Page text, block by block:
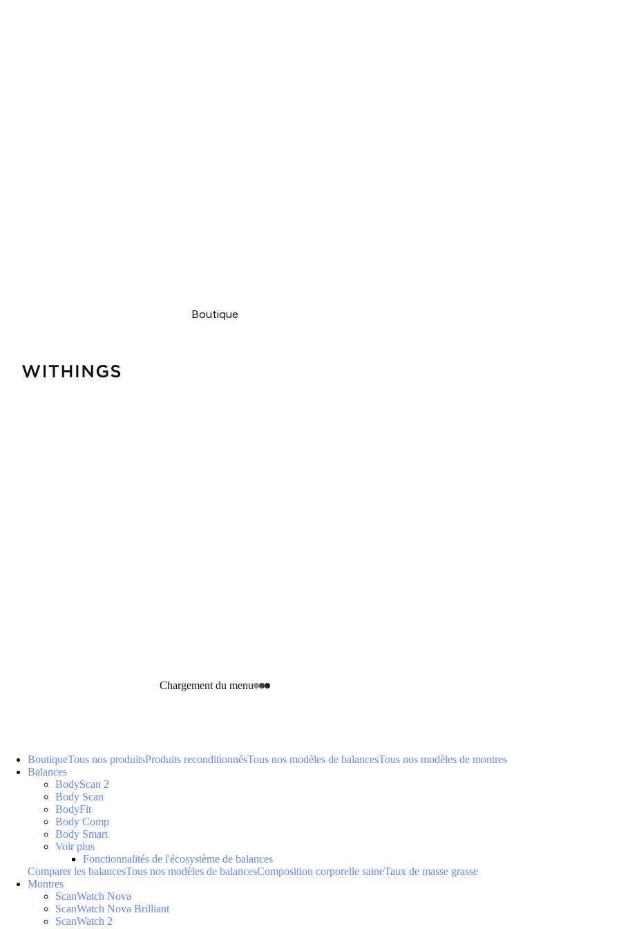
Boutique
Chargement du menu
BoutiqueTous nos produitsProduits reconditionnésTous nos modèles de balancesTous nos modèles de montres
Balances
BodyScan 2
Body Scan
BodyFit
Body Comp
Body Smart
Voir plus
Fonctionnalités de l'écosystème de balances
Comparer les balancesTous nos modèles de balancesComposition corporelle saineTaux de masse grasse
Montres
ScanWatch Nova
ScanWatch Nova Brilliant
ScanWatch 2